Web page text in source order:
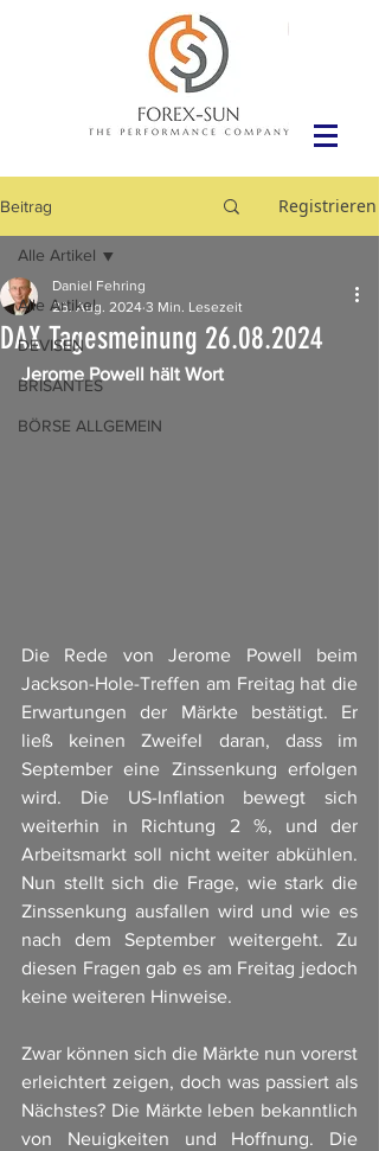
Beitrag Registrieren
Alle Artikel
DEVISEN
BRISANTES
BÖRSE ALLGEMEIN
Alle Artikel
DAX Tagesmeinung 26.08.2024
Daniel Fehring
26. Aug. 2024 3 Min. Lesezeit
Jerome Powell hält Wort
Die Rede von Jerome Powell beim
Jackson-Hole-Treffen am Freitag hat die
Erwartungen der Märkte bestätigt. Er
ließ keinen Zweifel daran, dass im
September eine Zinssenkung erfolgen
wird. Die US-Inflation bewegt sich
weiterhin in Richtung 2 %, und der
Arbeitsmarkt soll nicht weiter abkühlen.
Nun stellt sich die Frage, wie stark die
Zinssenkung ausfallen wird und wie es
nach dem September weitergeht. Zu
diesen Fragen gab es am Freitag jedoch
keine weiteren Hinweise.
Zwar können sich die Märkte nun vorerst
erleichtert zeigen, doch was passiert als
Nächstes? Die Märkte leben bekanntlich
von Neuigkeiten und Hoffnung. Die